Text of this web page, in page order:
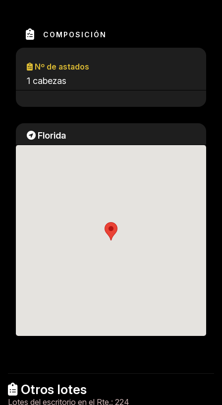
COMPOSICIÓN
Nº de astados
1 cabezas
Florida
Otros lotes
Lotes del escritorio en el Rte.: 224